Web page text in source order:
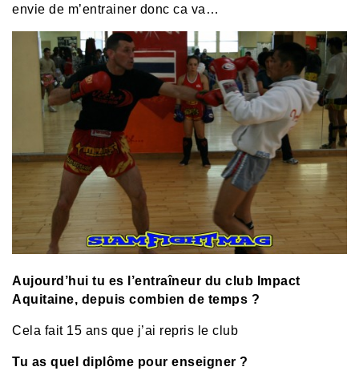
envie de m’entrainer donc ca va…
Aujourd’hui tu es l’entraîneur du club Impact
Aquitaine, depuis combien de temps ?
Cela fait 15 ans que j’ai repris le club
Tu as quel diplôme pour enseigner ?